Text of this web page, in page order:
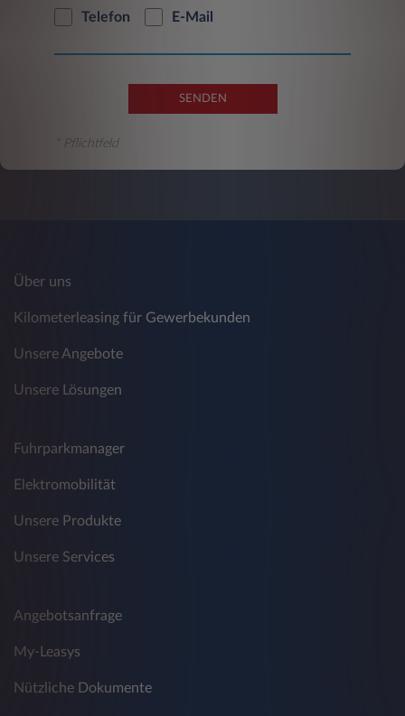
Telefon E-Mail
SENDEN
* Pflichtfeld
Über uns
Kilometerleasing für Gewerbekunden
Unsere Angebote
Unsere Lösungen
Fuhrparkmanager
Elektromobilität
Unsere Produkte
Unsere Services
Angebotsanfrage
My-Leasys
Nützliche Dokumente